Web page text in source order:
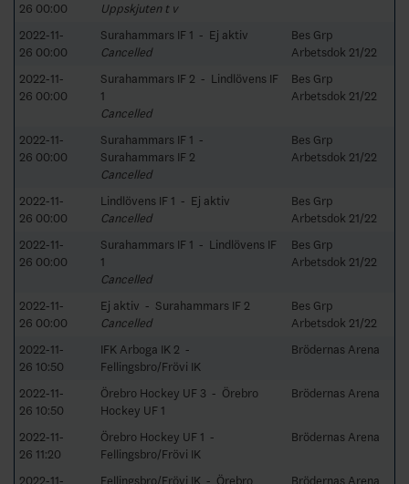
26 00:00
Uppskjuten t v
2022-11-
26 00:00
Surahammars IF 1 - Ej aktiv
Cancelled
Bes Grp
Arbetsdok 21/22
2022-11-
26 00:00
Surahammars IF 2 - Lindlövens IF
1
Cancelled
Bes Grp
Arbetsdok 21/22
2022-11-
26 00:00
Surahammars IF 1 -
Surahammars IF 2
Cancelled
Bes Grp
Arbetsdok 21/22
2022-11-
26 00:00
Lindlövens IF 1 - Ej aktiv
Cancelled
Bes Grp
Arbetsdok 21/22
2022-11-
26 00:00
Surahammars IF 1 - Lindlövens IF
1
Cancelled
Bes Grp
Arbetsdok 21/22
2022-11-
26 00:00
Ej aktiv - Surahammars IF 2
Cancelled
Bes Grp
Arbetsdok 21/22
2022-11-
26 10:50
IFK Arboga IK 2 -
Fellingsbro/Frövi IK
Brödernas Arena
2022-11-
26 10:50
Örebro Hockey UF 3 - Örebro
Hockey UF 1
Brödernas Arena
2022-11-
26 11:20
Örebro Hockey UF 1 -
Fellingsbro/Frövi IK
Brödernas Arena
2022-11-
Fellingsbro/Frövi IK - Örebro
Brödernas Arena